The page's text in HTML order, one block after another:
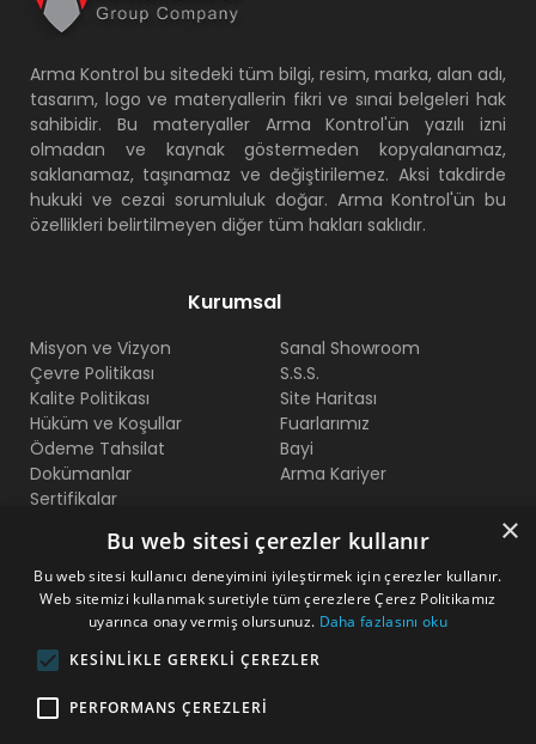
Arma Kontrol bu sitedeki tüm bilgi, resim, marka, alan adı,
tasarım, logo ve materyallerin fikri ve sınai belgeleri hak
sahibidir. Bu materyaller Arma Kontrol'ün yazılı izni
olmadan ve kaynak göstermeden kopyalanamaz,
saklanamaz, taşınamaz ve değiştirilemez. Aksi takdirde
hukuki ve cezai sorumluluk doğar. Arma Kontrol'ün bu
özellikleri belirtilmeyen diğer tüm hakları saklıdır.
Kurumsal
Misyon ve Vizyon
Çevre Politikası
Kalite Politikası
Hüküm ve Koşullar
Ödeme Tahsilat
Dokümanlar
Sertifikalar
Sanal Showroom
S.S.S.
Site Haritası
Fuarlarımız
Bayi
Arma Kariyer
Bize Ulaşın
Beylikdüzü O.S.B Mermerciler San. Sitesi 2. Cadde No:11
×
Bu web sitesi çerezler kullanır
Bu web sitesi kullanıcı deneyimini iyileştirmek için çerezler kullanır.
Web sitemizi kullanmak suretiyle tüm çerezlere Çerez Politikamız
uyarınca onay vermiş olursunuz. Daha fazlasını oku
KESINLIKLE GEREKLI ÇEREZLER
PERFORMANS ÇEREZLERI